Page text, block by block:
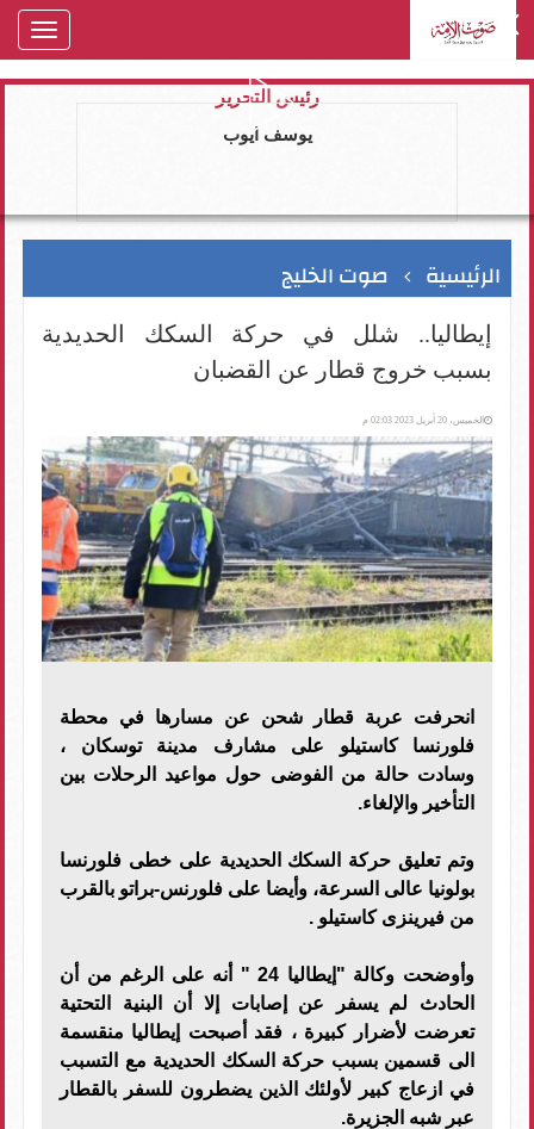
رئيس التحرير
يوسف ايوب
الرئيسية صوت الخليج
إيطاليا.. شلل في حركة السكك الحديدية
بسبب خروج قطار عن القضبان
الخميس، 20 أبريل 2023 02:03 م
انحرفت عربة قطار شحن عن مسارها في محطة
فلورنسا كاستيلو على مشارف مدينة توسكان ،
وسادت حالة من الفوضى حول مواعيد الرحلات بين
التأخير والإلغاء.
وتم تعليق حركة السكك الحديدية على خطى فلورنسا
بولونيا عالى السرعة، وأيضا على فلورنس-براتو بالقرب
من فيرينزى كاستيلو .
وأوضحت وكالة "إيطاليا 24 " أنه على الرغم من أن
الحادث لم يسفر عن إصابات إلا أن البنية التحتية
تعرضت لأضرار كبيرة ، فقد أصبحت إيطاليا منقسمة
الى قسمين بسبب حركة السكك الحديدية مع التسبب
في ازعاج كبير لأولئك الذين يضطرون للسفر بالقطار
عبر شبه الجزيرة.